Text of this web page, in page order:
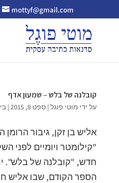
mottyf@gmail.com
קובלנה של בלש – שמעון אדף
על ידי מוטי פוגל| ספט 8, 2015 |
אליש בן זקן, גיבור
"קילומטר ויומיים לפני
חדש, "קובלנה של בלש".
הספר הקודם, שבו אליש